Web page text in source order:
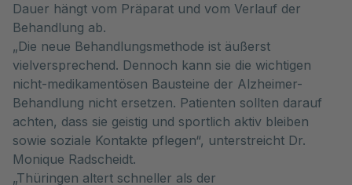
Dauer hängt vom Präparat und vom Verlauf der
Behandlung ab.
„Die neue Behandlungsmethode ist äußerst
vielversprechend. Dennoch kann sie die wichtigen
nicht-medikamentösen Bausteine der Alzheimer-
Behandlung nicht ersetzen. Patienten sollten darauf
achten, dass sie geistig und sportlich aktiv bleiben
sowie soziale Kontakte pflegen“, unterstreicht Dr.
Monique Radscheidt.
„Thüringen altert schneller als der